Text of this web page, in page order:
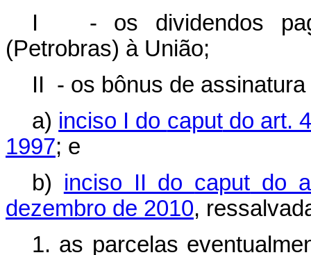
I - os dividendos
(Petrobras) à União;
II - os bônus de
a) inciso I do caputdo art.
1997; e
b) inciso II do caput do
dezembro de 2010,
1. as parcelas